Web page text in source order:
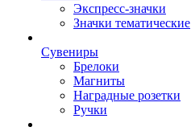
Экспресс-значки
Значки тематические
Сувениры
Брелоки
Магниты
Наградные розетки
Ручки